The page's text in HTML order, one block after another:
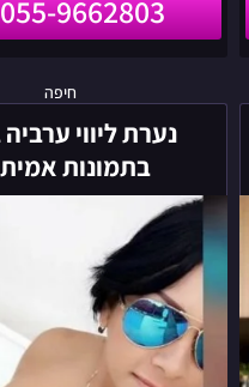
055-9662803
חיפה
נערת ליווי ערביה
בתמונות
נערת
ליווי
ערביה
בצפון